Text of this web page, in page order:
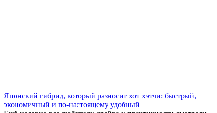
Японский гибрид, который разносит хот-хэтчи: быстрый,
экономичный и по-настоящему удобный